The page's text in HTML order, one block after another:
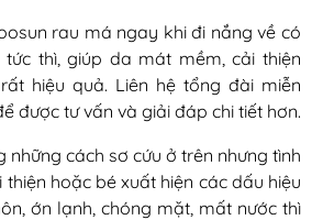
rau má ngay khi đi nắng về có
thì, giúp da mát mềm, cải thiện
hiệu quả. Liên hệ tổng đài miễn
được tư vấn và giải đáp chi tiết hơn.
những cách sơ cứu ở trên nhưng tình
hoặc bé xuất hiện các dấu hiệu
ớn lạnh, chóng mặt, mất nước thì